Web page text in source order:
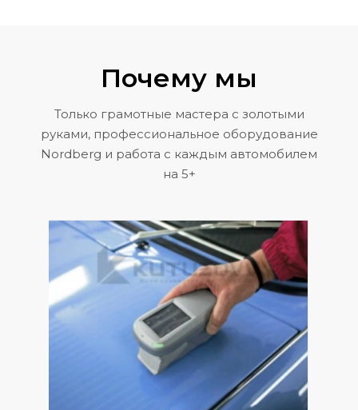
Почему мы
Только грамотные мастера с золотыми
руками, профессиональное оборудование
Nordberg и работа с каждым автомобилем
на 5+